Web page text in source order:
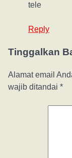
tele
Reply
Tinggalkan
Alamat email
wajib ditandai *